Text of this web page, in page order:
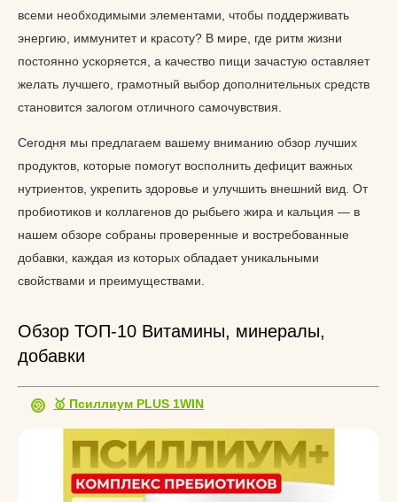
всеми необходимыми элементами, чтобы поддерживать
энергию, иммунитет и красоту? В мире, где ритм жизни
постоянно ускоряется, а качество пищи зачастую оставляет
желать лучшего, грамотный выбор дополнительных средств
становится залогом отличного самочувствия.
Сегодня мы предлагаем вашему вниманию обзор лучших
продуктов, которые помогут восполнить дефицит важных
нутриентов, укрепить здоровье и улучшить внешний вид. От
пробиотиков и коллагенов до рыбьего жира и кальция — в
нашем обзоре собраны проверенные и востребованные
добавки, каждая из которых обладает уникальными
свойствами и преимуществами.
Обзор ТОП-10 Витамины, минералы,
добавки
🥇 Псиллиум PLUS 1WIN